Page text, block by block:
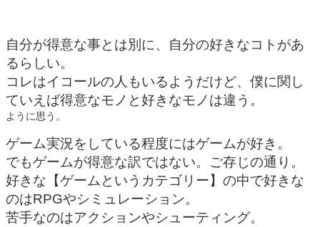
自分が得意な事とは別に、自分の好きなコトがあ
るらしい。
コレはイコールの人もいるようだけど、僕に関し
ていえば得意なモノと好きなモノは違う。
ように思う。
ゲーム実況をしている程度にはゲームが好き。
でもゲームが得意な訳ではない。ご存じの通り。
好きな【ゲームというカテゴリー】の中で好きな
のはRPGやシミュレーション。
苦手なのはアクションやシューティング。